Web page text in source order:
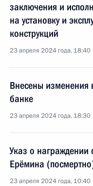
заключения и
на установку и
конструкций
23 апреля 2024 года, 18:40
Внесены изменения
банке
23 апреля 2024 года, 18:30
Указ о
Ерёмина
23 апреля 2024 года, 10:40